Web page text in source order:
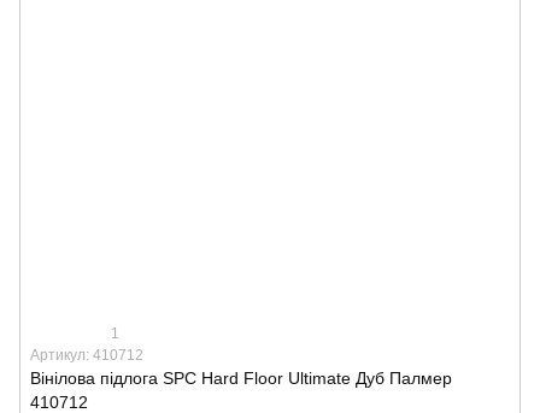
1
Артикул: 410712
Вінілова підлога SPС Hard Floor Ultimate Дуб Палмер
410712